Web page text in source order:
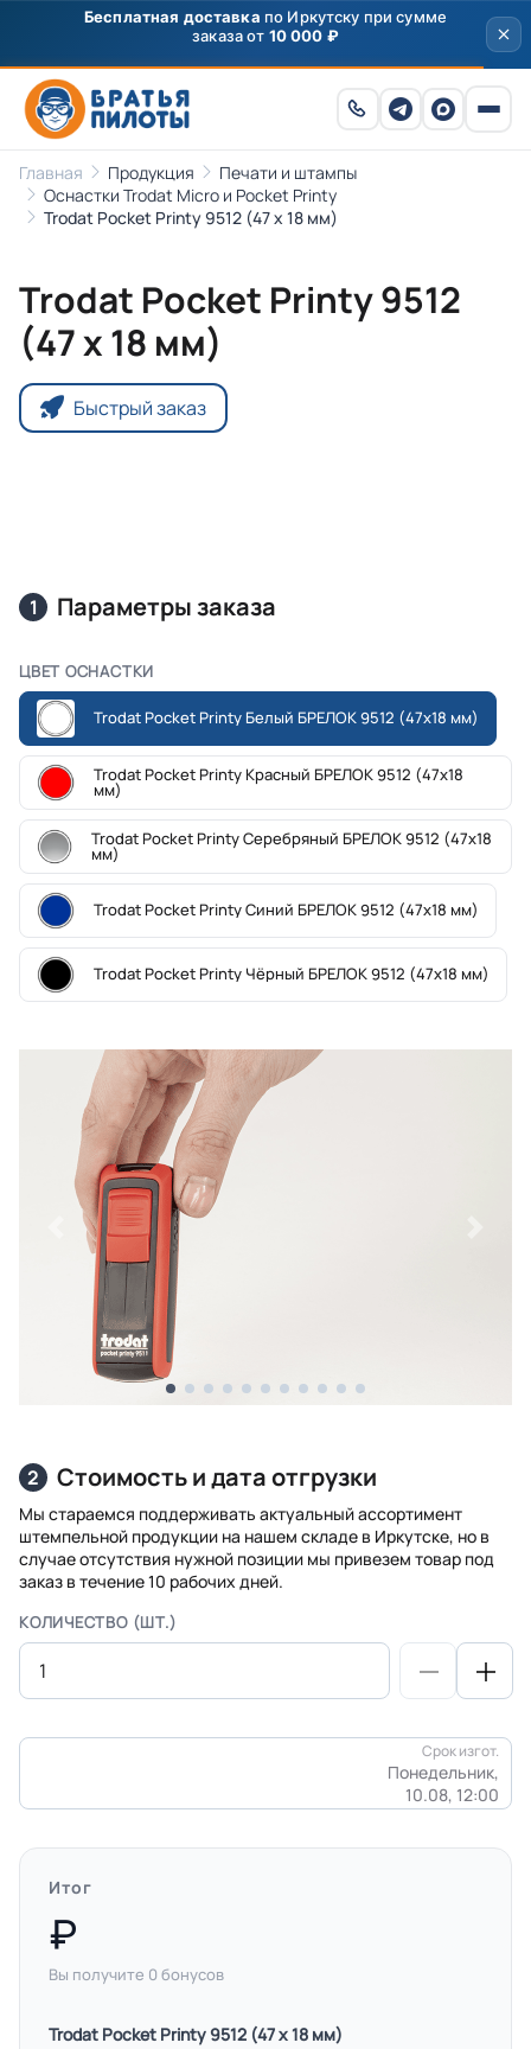
Бесплатная доставка по Иркутску при сумме
заказа от 10 000 ₽
Главная Продукция
Печати и штампы
Оснастки Trodat Micro и Pocket Printy
Trodat Pocket Printy 9512 (47 х 18 мм)
Trodat Pocket Printy 9512
(47 х 18 мм)
Быстрый заказ
1 Параметры заказа
ЦВЕТ ОСНАСТКИ
Trodat Pocket Printy Белый БРЕЛОК 9512 (47x18 мм)
Trodat Pocket Printy Красный БРЕЛОК 9512 (47x18
мм)
Trodat Pocket Printy Серебряный БРЕЛОК 9512 (47x18
мм)
Trodat Pocket Printy Синий БРЕЛОК 9512 (47x18 мм)
Trodat Pocket Printy Чёрный БРЕЛОК 9512 (47x18 мм)
Назад
2 Стоимость и дата отгрузки
Мы стараемся поддерживать актуальный ассортимент
штемпельной продукции на нашем складе в Иркутске, но в
случае отсутствия нужной позиции мы привезем товар под
заказ в течение 10 рабочих дней.
КОЛИЧЕСТВО (ШТ.)
Срок изгот.
Понедельник,
10.08, 12:00
Итог
Вы получите 0 бонусов
Trodat Pocket Printy 9512 (47 х 18 мм)